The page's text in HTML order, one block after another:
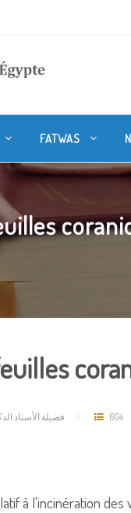
FATWAS
فضيلة الأستاذ 604
à l'incinération des